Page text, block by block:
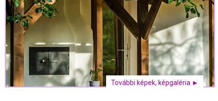
További képek, képgaléria ►